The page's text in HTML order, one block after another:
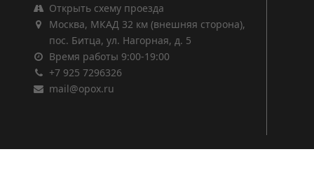
Открыть схему проезда
Москва, МКАД 32 км (внешняя сторона),
пос. Битца, ул. Нагорная, д. 5
Время работы 9:00-19:00
+7 925 7296326
mail@opox.ru